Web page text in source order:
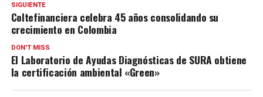
SIGUIENTE
Coltefinanciera celebra 45 años consolidando su
crecimiento en Colombia
DON'T MISS
El Laboratorio de Ayudas Diagnósticas de SURA obtiene
la certificación ambiental «Green»